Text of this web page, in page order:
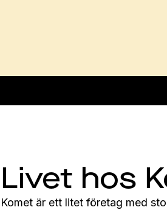
Livet hos
Komet är ett litet företag med